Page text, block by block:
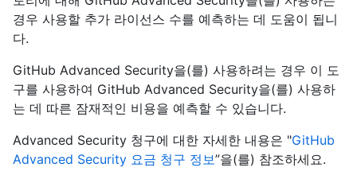
경우 사용할 추가 라이선스 수를 예측하는 데 도움이 됩니
다.
GitHub Advanced Security을(를) 사용하려는 경우 이 도
구를 사용하여 GitHub Advanced Security을(를) 사용하
는 데 따른 잠재적인 비용을 예측할 수 있습니다.
Advanced Security 청구에 대한 자세한 내용은 "GitHub
Advanced Security 요금 청구 정보”을(를) 참조하세요.